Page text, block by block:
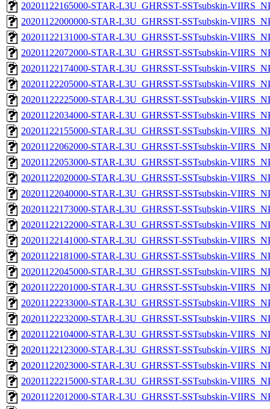
20201122165000-STAR-L3U_GHRSST-SSTsubskin-
20201122000000-STAR-L3U_GHRSST-SSTsubskin-
20201122131000-STAR-L3U_GHRSST-SSTsubskin-
20201122072000-STAR-L3U_GHRSST-SSTsubskin-
20201122174000-STAR-L3U_GHRSST-SSTsubskin-
20201122205000-STAR-L3U_GHRSST-SSTsubskin-
20201122225000-STAR-L3U_GHRSST-SSTsubskin-
20201122034000-STAR-L3U_GHRSST-SSTsubskin-
20201122155000-STAR-L3U_GHRSST-SSTsubskin-
20201122062000-STAR-L3U_GHRSST-SSTsubskin-
20201122053000-STAR-L3U_GHRSST-SSTsubskin-
20201122020000-STAR-L3U_GHRSST-SSTsubskin-
20201122040000-STAR-L3U_GHRSST-SSTsubskin-
20201122173000-STAR-L3U_GHRSST-SSTsubskin-
20201122122000-STAR-L3U_GHRSST-SSTsubskin-
20201122141000-STAR-L3U_GHRSST-SSTsubskin-
20201122181000-STAR-L3U_GHRSST-SSTsubskin-
20201122045000-STAR-L3U_GHRSST-SSTsubskin-
20201122201000-STAR-L3U_GHRSST-SSTsubskin-
20201122233000-STAR-L3U_GHRSST-SSTsubskin-
20201122232000-STAR-L3U_GHRSST-SSTsubskin-
20201122104000-STAR-L3U_GHRSST-SSTsubskin-
20201122123000-STAR-L3U_GHRSST-SSTsubskin-
20201122023000-STAR-L3U_GHRSST-SSTsubskin-
20201122215000-STAR-L3U_GHRSST-SSTsubskin-
20201122012000-STAR-L3U_GHRSST-SSTsubskin-